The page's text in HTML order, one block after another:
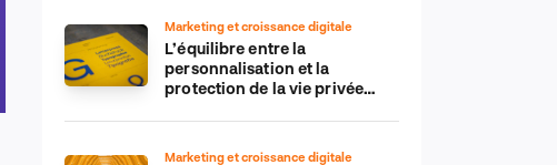
Marketing et croissance digitale
L’équilibre entre la
personnalisation et la
protection de la vie privée
Marketing et croissance digitale